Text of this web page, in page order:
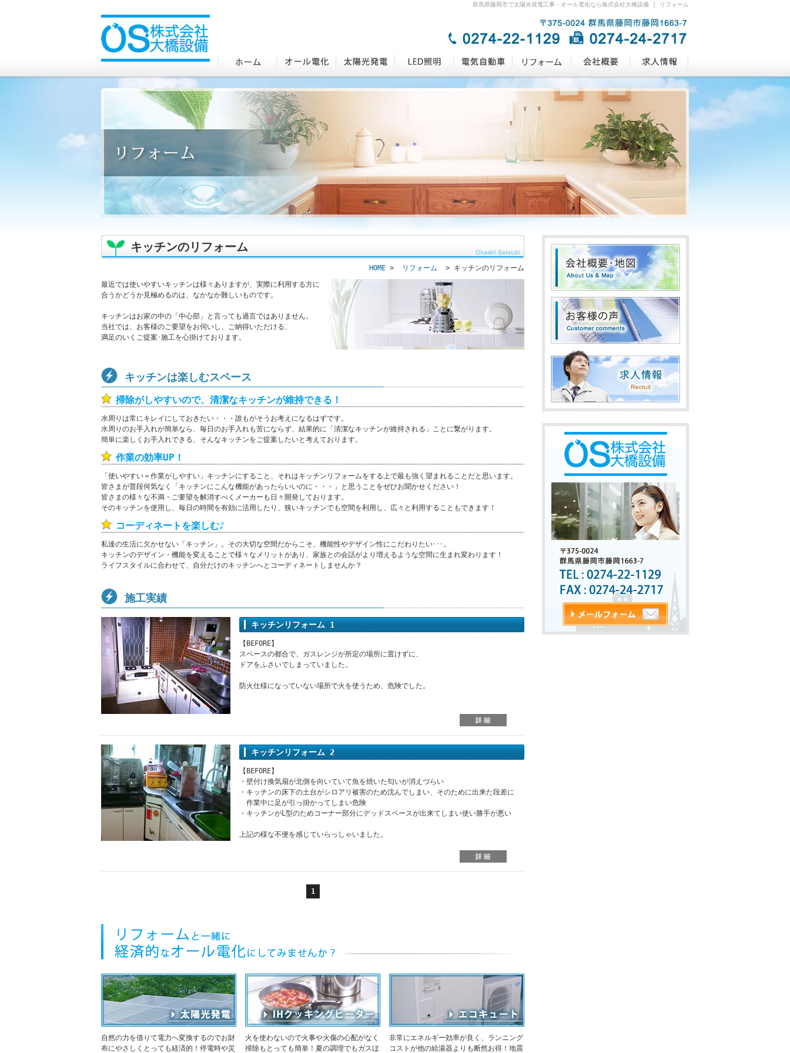
群馬県藤岡市で太陽光発電工事・オール電化なら株式会社大橋設備 | リフォーム
キッチンのリフォーム
HOME > リフォーム > キッチンのリフォーム
最近では使いやすいキッチンは様々ありますが、実際に利用する方に
合うかどうか見極めるのは、なかなか難しいものです。
キッチンはお家の中の「中心部」と言っても過言ではありません。
当社では、お客様のご要望をお伺いし、ご納得いただける、
満足のいくご提案･施工を心掛けております。
キッチンは楽しむスペース
掃除がしやすいので、清潔なキッチンが維持できる！
水周りは常にキレイにしておきたい・・・誰もがそうお考えになるはずです。
水周りのお手入れが簡単なら、毎日のお手入れも苦にならず、結果的に「清潔なキッチンが維持される」ことに繋がります。
簡単に楽しくお手入れできる、そんなキッチンをご提案したいと考えております。
作業の効率UP！
「使いやすい＝作業がしやすい」キッチンにすること、それはキッチンリフォームをする上で最も強く望まれることだと思います。
皆さまが普段何気なく「キッチンにこんな機能があったらいいのに・・・」と思うことをぜひお聞かせください！
皆さまの様々な不満・ご要望を解消すべくメーカーも日々開発しております。
そのキッチンを使用し、毎日の時間を有効に活用したり、狭いキッチンでも空間を利用し、広々と利用することもできます！
コーディネートを楽しむ♪
私達の生活に欠かせない「キッチン」。その大切な空間だからこそ、機能性やデザイン性にこだわりたい･･･。
キッチンのデザイン・機能を変えることで様々なメリットがあり、家族との会話がより増えるような空間に生まれ変わります！
ライフスタイルに合わせて、自分だけのキッチンへとコーディネートしませんか？
施工実績
キッチンリフォーム 1
【BEFORE】
スペースの都合で、ガスレンジが所定の場所に置けずに、
ドアをふさいでしまっていました。
防火仕様になっていない場所で火を使うため、危険でした。
キッチンリフォーム 2
【BEFORE】
・壁付け換気扇が北側を向いていて魚を焼いた匂いが消えづらい
・キッチンの床下の土台がシロアリ被害のため沈んでしまい、そのために出来た段差に
作業中に足が引っ掛かってしまい危険
・キッチンがL型のためコーナー部分にデッドスペースが出来てしまい使い勝手が悪い
上記の様な不便を感じていらっしゃいました。
1
自然の力を借りて電力へ変換するのでお財
布にやさしくとっても経済的！停電時や災
火を使わないので火事や火傷の心配がなく
掃除もとっても簡単！夏の調理でもガスほ
非常にエネルギー効率が良く、ランニング
コストが他の給湯器よりも断然お得！地震